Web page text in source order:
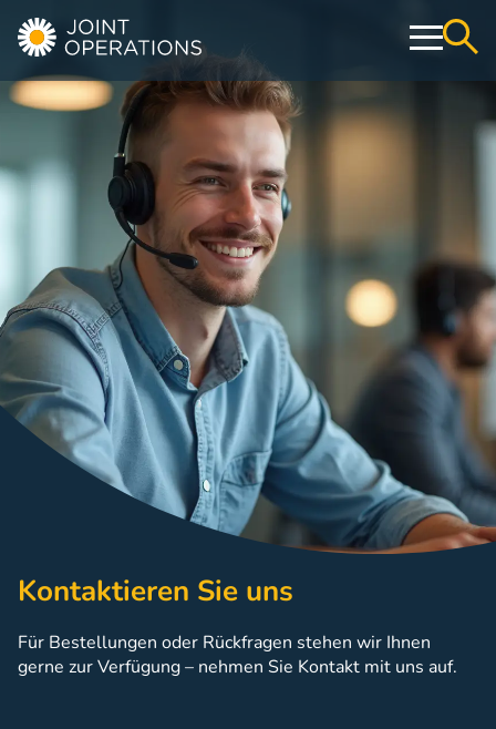
Operativ
Konservativ
Education & Events
Über uns
Kontakt
Kontaktieren Sie uns
Für Bestellungen oder Rückfragen stehen wir Ihnen
gerne zur Verfügung – nehmen Sie Kontakt mit uns auf.